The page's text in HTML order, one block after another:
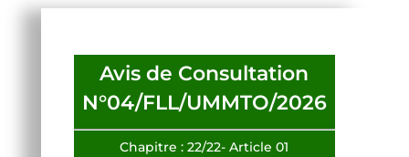
Avis de Consultation
N°04/FLL/UMMTO/2026
Chapitre : 22/22- Article 01